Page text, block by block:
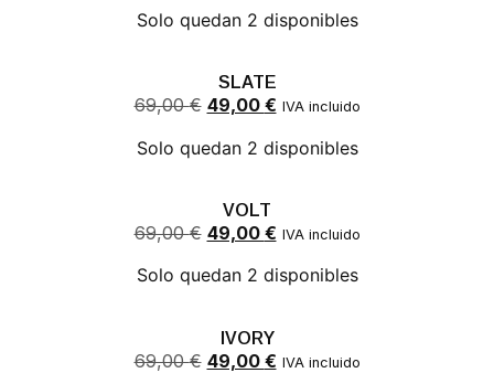
Solo quedan 2 disponibles
SLATE
69,00€ 49,00 € IVA incluido
Solo quedan 2 disponibles
VOLT
69,00€ 49,00 € IVA incluido
Solo quedan 2 disponibles
IVORY
69,00€ 49,00 € IVA incluido